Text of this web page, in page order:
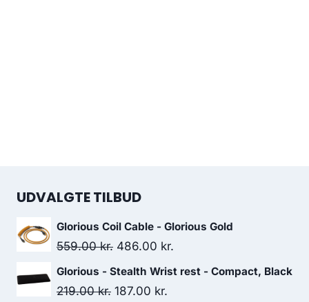
UDVALGTE TILBUD
Glorious Coil Cable - Glorious Gold
559.00kr. Original
price
was:
486.00 kr.
price
Glorious - Stealth Wrist rest - Compact, Black
219.00kr. Original
187.00 kr.